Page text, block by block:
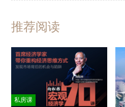
推荐阅读
私房课